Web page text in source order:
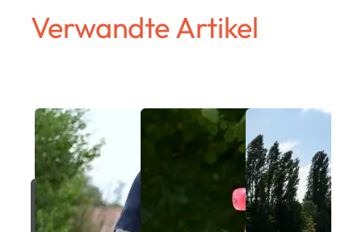
Verwandte Artikel